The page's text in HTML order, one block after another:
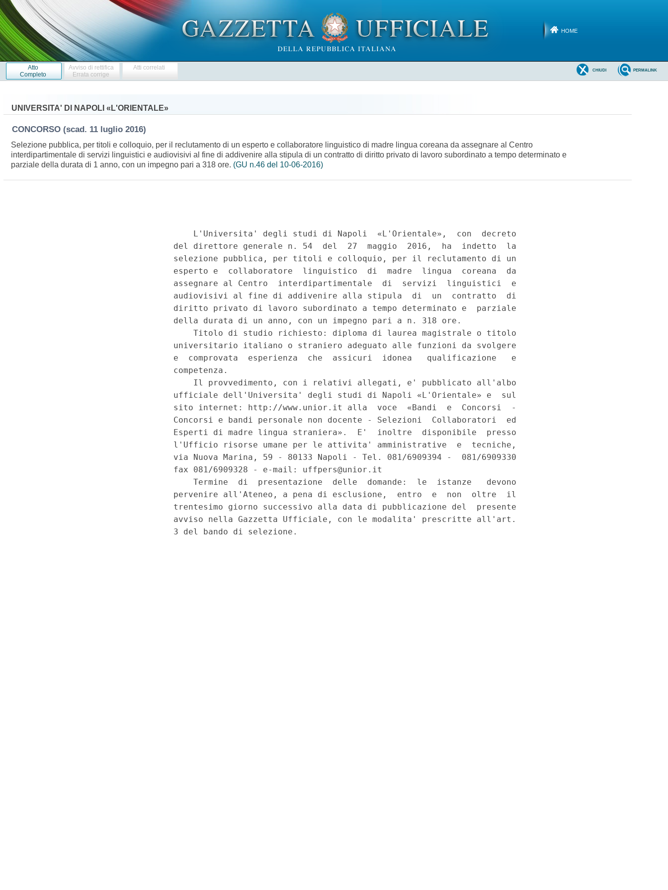
HOME
Atto
Completo
Avviso di rettifica
Errata corrige
Atti correlati PERMALINK
CHIUDI
UNIVERSITA' DI NAPOLI «L'ORIENTALE»
CONCORSO (scad. 11 luglio 2016)
Selezione pubblica, per titoli e colloquio, per il reclutamento di un esperto e collaboratore linguistico di madre lingua coreana da assegnare al Centro
interdipartimentale di servizi linguistici e audiovisivi al fine di addivenire alla stipula di un contratto di diritto privato di lavoro subordinato a tempo determinato e
parziale della durata di 1 anno, con un impegno pari a 318 ore. (GU n.46 del 10-06-2016)